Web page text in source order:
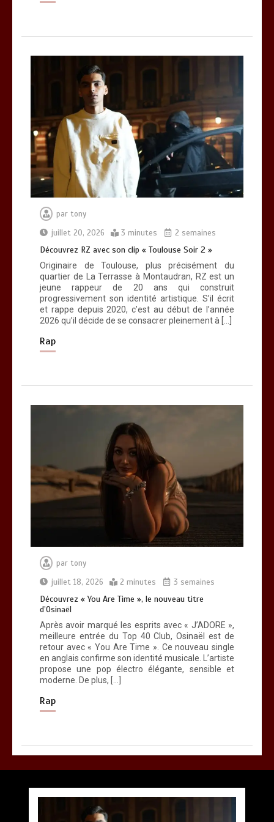
par tony
juillet 20, 2026
3 minutes 2 semaines
Découvrez RZ avec son clip « Toulouse Soir 2 »
Originaire de Toulouse, plus précisément du
quartier de La Terrasse à Montaudran, RZ est un
jeune rappeur de 20 ans qui construit
progressivement son identité artistique. S’il écrit
et rappe depuis 2020, c’est au début de l’année
2026 qu’il décide de se consacrer pleinement à […]
Rap
par tony
juillet 18, 2026
2 minutes 3 semaines
Découvrez « You Are Time », le nouveau titre
d’Osinaël
Après avoir marqué les esprits avec « J’ADORE »,
meilleure entrée du Top 40 Club, Osinaël est de
retour avec « You Are Time ». Ce nouveau single
en anglais confirme son identité musicale. L’artiste
propose une pop électro élégante, sensible et
moderne. De plus, […]
Rap